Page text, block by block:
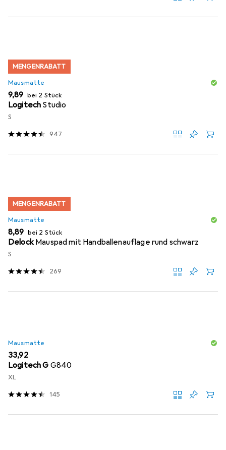
MENGENRABATT
Mausmatte
EUR
9,89 bei 2 Stück
Logitech Studio
S
947
MENGENRABATT
Mausmatte
EUR
8,89 bei 2 Stück
Delock Mauspad mit Handballenauflage rund schwarz
S
269
Mausmatte
EUR
33,92
Logitech G G840
XL
145